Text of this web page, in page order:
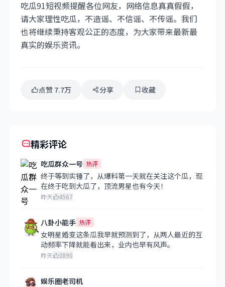
吃瓜91短视频提醒各位网友，网络信息真真假假，
请大家理性吃瓜，不造谣、不信谣、不传谣。我们
也将继续秉持客观公正的态度，为大家带来最新最
真实的娱乐资讯。
点赞 7.7万 分享 收藏
精彩评论
吃瓜群众一号 热评
终于等到实锤了，从爆料第一天就在关注这个瓜，现
在终于吃到大瓜了，顶流男星也有今天！
昨天 4567
八卦小能手 热评
女明星婚变这条瓜我早就预测到了，从两人最近的互
动频率下降就能看出来，业内也早有风声。
昨天 3890
娱乐圈老司机